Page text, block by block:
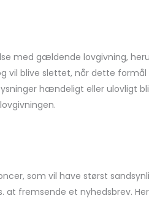
med gældende lovgivning,
vil blive slettet, når dette
hændeligt eller ulovligt
som vil have størst
fremsende et nyhedsbrev.